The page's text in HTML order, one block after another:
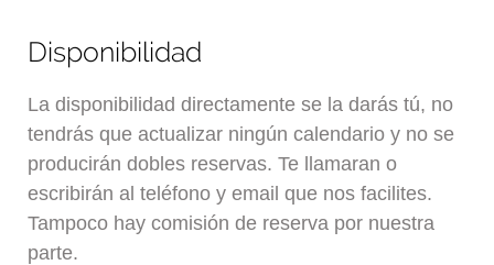
Disponibilidad
La disponibilidad directamente se la darás tú, no
tendrás que actualizar ningún calendario y no se
producirán dobles reservas. Te llamaran o
escribirán al teléfono y email que nos facilites.
Tampoco hay comisión de reserva por nuestra
parte.